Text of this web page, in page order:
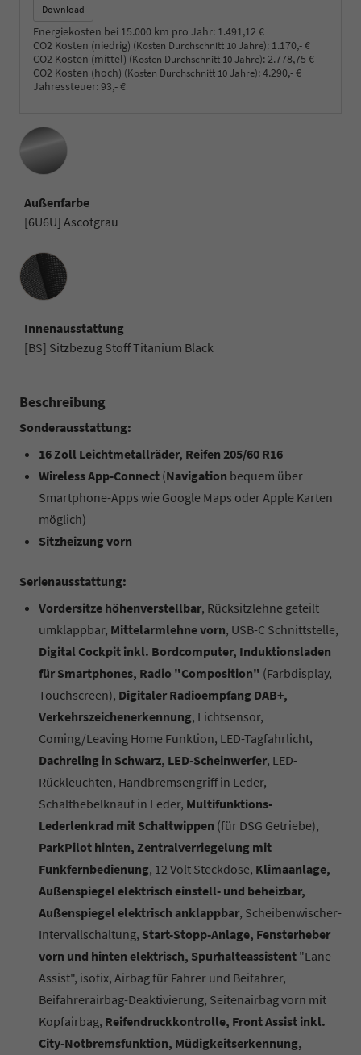
Download
Energiekosten bei 15.000 km pro Jahr: 1.491,12 €
CO2 Kosten (niedrig) (Kosten Durchschnitt 10 Jahre): 1.170,- €
CO2 Kosten (mittel) (Kosten Durchschnitt 10 Jahre): 2.778,75 €
CO2 Kosten (hoch) (Kosten Durchschnitt 10 Jahre):4.290,- €
Jahressteuer:93,- €
Außenfarbe
[6U6U] Ascotgrau
Innenausstattung
Innenausstattung
[BS] Sitzbezug Stoff Titanium Black
Beschreibung
Sonderausstattung:
16 Zoll Leichtmetallräder, Reifen 205/60 R16
Wireless App-Connect (Navigation bequem über
Smartphone-Apps wie Google Maps oder Apple Karten
möglich)
Sitzheizung vorn
Serienausstattung:
Vordersitze höhenverstellbar, Rücksitzlehne geteilt
umklappbar, Mittelarmlehne vorn, USB-C Schnittstelle,
Digital Cockpit inkl. Bordcomputer, Induktionsladen
für Smartphones, Radio "Composition" (Farbdisplay,
Touchscreen), Digitaler Radioempfang DAB+,
Verkehrszeichenerkennung, Lichtsensor,
Coming/Leaving Home Funktion, LED-Tagfahrlicht,
Dachreling in Schwarz, LED-Scheinwerfer, LED-
Rückleuchten, Handbremsengriff in Leder,
Schalthebelknauf in Leder, Multifunktions-
Lederlenkrad mit Schaltwippen (für DSG Getriebe),
ParkPilot hinten, Zentralverriegelung mit
Funkfernbedienung, 12 Volt Steckdose, Klimaanlage,
Außenspiegel elektrisch einstell- und beheizbar,
Außenspiegel elektrisch anklappbar, Scheibenwischer-
Intervallschaltung, Start-Stopp-Anlage, Fensterheber
vorn und hinten elektrisch, Spurhalteassistent "Lane
Assist", isofix, Airbag für Fahrer und Beifahrer,
Beifahrerairbag-Deaktivierung, Seitenairbag vorn mit
Kopfairbag, Reifendruckkontrolle, Front Assist inkl.
City-Notbremsfunktion, Müdigkeitserkennung,